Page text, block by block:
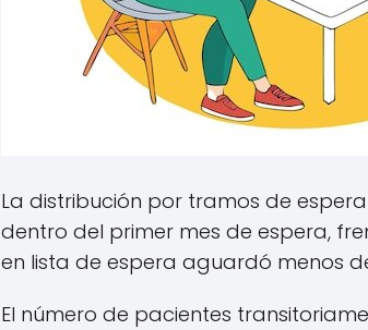
La distribución por tramos de
dentro del primer mes de espera,
en lista de espera aguardó menos
El número de pacientes